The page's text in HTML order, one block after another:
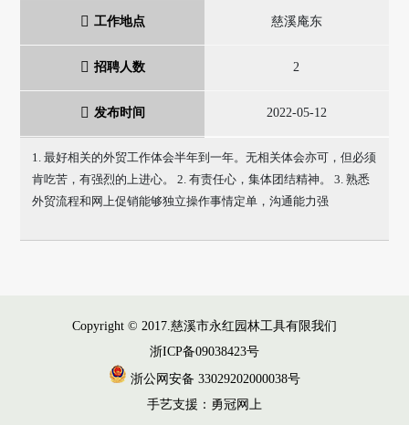
工作地点
招聘人数
发布时间
慈溪庵东
2
2022-05-12
1. 最好相关的外贸工作体会半年到一年。无相关体会亦可，但必须
肯吃苦，有强烈的上进心。 2. 有责任心，集体团结精神。 3. 熟悉
外贸流程和网上促销能够独立操作事情定单，沟通能力强
Copyright © 2017.慈溪市永红园林工具有限我们
浙ICP备09038423号
浙公网安备 33029202000038号
手艺支援：勇冠网上